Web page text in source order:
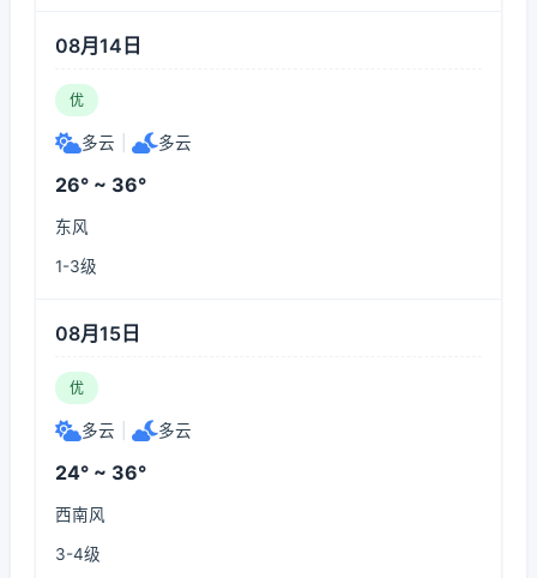
08月14日
优
多云 多云
26° ~ 36°
东风
1-3级
08月15日
优
多云 多云
24° ~ 36°
西南风
3-4级